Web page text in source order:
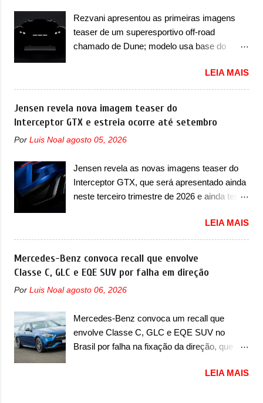
de Pequim, que aconteceu no primeiro
semestre. Na dianteira, o sedã conta com
faróis mais quadrados e compactos, com
passará a ser vendido na China apenas
como ‘20’. Junto das mudanças visuais, a
marca confirmou que ele pode ser um dos
novo motor elétrico. Chamado de ’16 em 1’,
também chamado de Thunder, ele apresenta
uma melhoria de eficiência térmica e integra
12 elementos de hardware. Entre eles, motor
elétrico, controlador de motor, redutor,
LBMS, VCU, TMS, controle ativo de pré-
carga e gateway de domínio de energia. Há
mais quatro recursos de software como
Rezvani apresentou as primeiras imagens
teaser de um superesportivo off-road
chamado de Dune; modelo usa base do
Rezvani apresentou as primeiras imagens
teaser de um novo superesportivo que vai
oferecer aos seus consumidores. Trata-se do
Dune, um cupê superesportivo que terá uma
esportivos recentemente tiveram, como o
Huracán Sterrato. E o modelo italiano tem
grande parte no desenvolvimento do Dune.
Baseado no Huracán, o Dune nasce com
apresentou com o Sterrato, mas com um
design ainda mais Mad Max – algo
característico da Rezvani. Junto com as
imagens, a marca já confirmou que o Dune
será um carro muito exclusivo. Ao todo,
para todo mundo, ou seja, limitado demais.
Ele será equipado com um motor V10
Supercharger capaz de desenvolver cerca de
LEIA MAIS
Jensen revela nova imagem teaser do
Interceptor GTX e estreia ocorre até setembro
Por Luis Noal agosto 05, 2026
Jensen revela as novas imagens teaser do
Interceptor GTX, que será apresentado ainda
neste terceiro trimestre de 2026 e ainda terá
Jensen International Automotive (abreviação
de JIA) apresentou uma nova imagem teaser
que mostra como será o Interceptor GTX, o
esportivo que recolocará a marca no
mercado. O granturismo (GT) apareceu em
uma nova imagem de traseira, onde ele
ainda confirmou que o esportivo será
apresentado no terceiro trimestre de 2026, ou
seja, acontecerá entre os meses de julho e
a estreia deve aparecer neste mês ou até o
LEIA MAIS
Mercedes-Benz convoca recall que envolve
Classe C, GLC e EQE SUV por falha em direção
Por Luis Noal agosto 06, 2026
Mercedes-Benz convoca um recall que
envolve Classe C, GLC e EQE SUV no
Brasil por falha na fixação da direção, que
Mercedes-Benz convocou em outubro de
LEIA MAIS